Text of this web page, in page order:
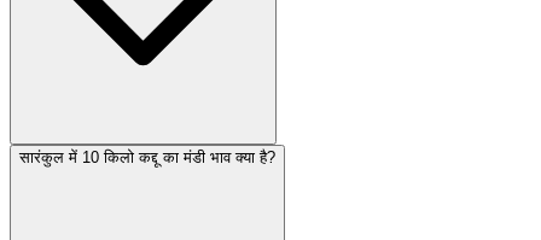
सारंकुल में 10 किलो कद्दू का मंडी भाव क्या है?